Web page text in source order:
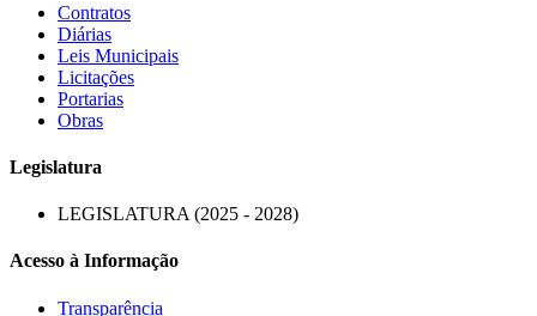
Contratos
Diárias
Leis Municipais
Licitações
Portarias
Obras
Legislatura
LEGISLATURA (2025 - 2028)
Acesso à Informação
Transparência